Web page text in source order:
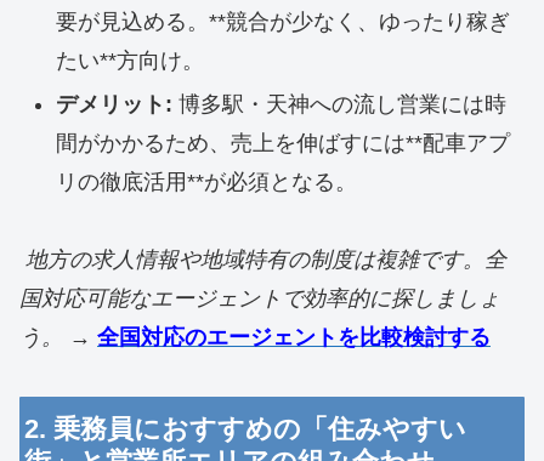
要が見込める。**競合が少なく、ゆったり稼ぎ
たい**方向け。
デメリット: 博多駅・天神への流し営業には時
間がかかるため、売上を伸ばすには**配車アプ
リの徹底活用**が必須となる。
地方の求人情報や地域特有の制度は複雑です。全
国対応可能なエージェントで効率的に探しましょ
う。
→ 全国対応のエージェントを比較検討する
2. 乗務員におすすめの「住みやすい